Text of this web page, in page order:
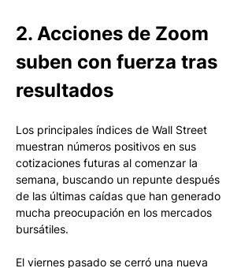
2. Acciones de Zoom
suben con fuerza tras
resultados
Los principales índices de Wall Street
muestran números positivos en sus
cotizaciones futuras al comenzar la
semana, buscando un repunte después
de las últimas caídas que han generado
mucha preocupación en los mercados
bursátiles.
El viernes pasado se cerró una nueva